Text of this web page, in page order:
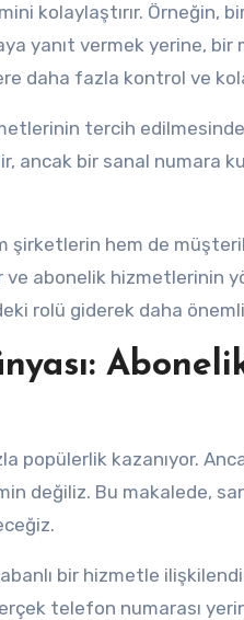
kolaylaştırır. Örneğin,
yanıt vermek yerine, bir
daha fazla kontrol ve
tercih
ancak bir sanal numara
şirketlerin hem de
ve abonelik hizmetlerinin
rolü giderek daha
popülerlik kazanıyor.
değiliz. Bu makalede,
bir hizmetle
telefon numarası